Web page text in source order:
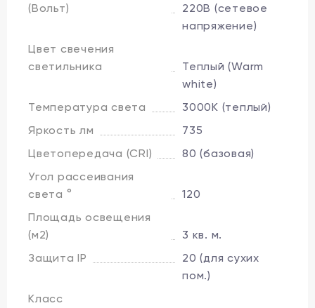
(Вольт)
220В (сетевое
напряжение)
Цвет свечения
светильника
Теплый (Warm
white)
Температура света
3000K (теплый)
Яркость лм
735
Цветопередача (CRI)
80 (базовая)
Угол рассеивания
света °
120
Площадь освещения
(м2)
3 кв. м.
Защита IP
20 (для сухих
пом.)
Класс